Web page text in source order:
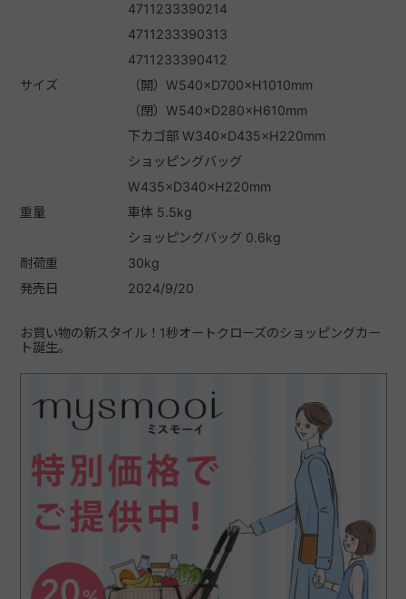
4711233390214
4711233390313
4711233390412
サイズ
（開）W540×D700×H1010mm
（閉）W540×D280×H610mm
下カゴ部 W340×D435×H220mm
ショッピングバッグ
W435×D340×H220mm
重量
車体 5.5kg
ショッピングバッグ 0.6kg
耐荷重
30kg
発売日
2024/9/20
お買い物の新スタイル！1秒オートクローズのショッピングカー
ト誕生。